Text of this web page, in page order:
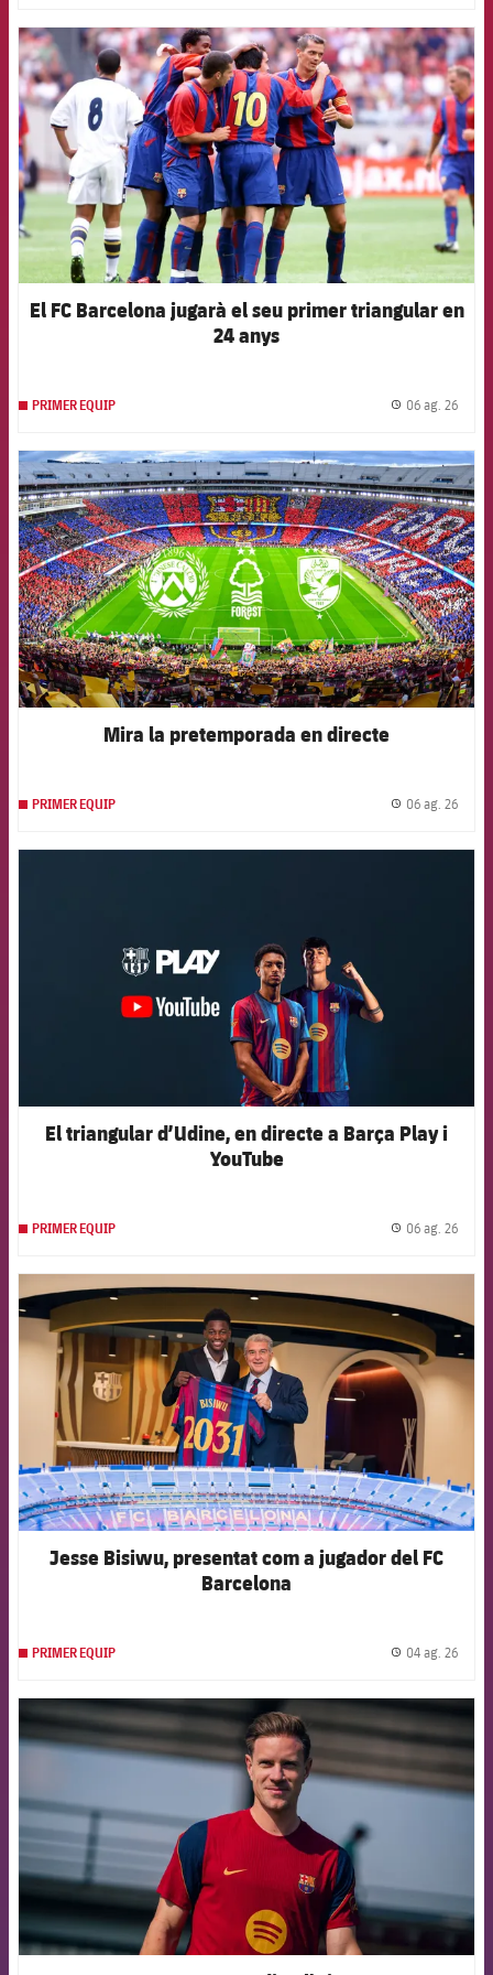
FCB Barcelona badge
El FC Barcelona jugarà el seu primer triangular en
24 anys
PRIMER EQUIP 06 ag. 26
FCB Barcelona badge
Mira la pretemporada en directe
PRIMER EQUIP 06 ag. 26
El triangular d’Udine, en directe a Barça Play i
YouTube
PRIMER EQUIP 06 ag. 26
Jesse Bisiwu, presentat com a jugador del FC
Barcelona
PRIMER EQUIP 04 ag. 26
FCB Barcelona badge